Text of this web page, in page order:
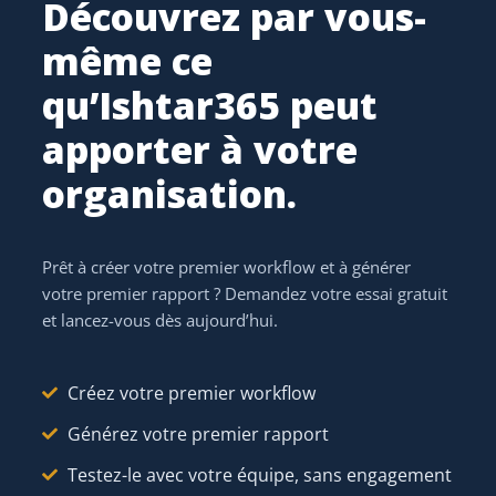
Recherche par métadonnées
QUESTION 02
AI-Ready ?
Prêt à exploiter réellement Copilot et l'IA sur vos
Données centralisées
Données structurées
100% accessibles
Découvrez par vous-
même ce
qu’Ishtar365 peut
apporter à votre
organisation.
Prêt à créer votre premier workflow et à générer
votre premier rapport ? Demandez votre essai gratuit
et lancez-vous dès aujourd’hui.
Créez votre premier workflow
Générez votre premier rapport
Testez-le avec votre équipe, sans engagement